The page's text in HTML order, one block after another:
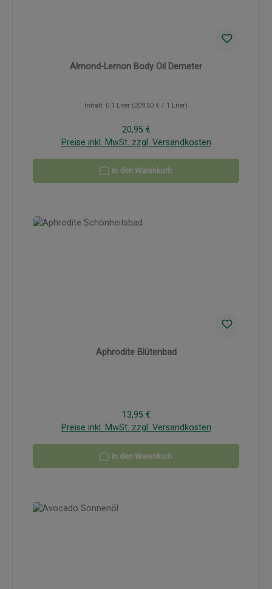
Almond-Lemon Body Oil Demeter
Inhalt: 0.1 Liter (209,50 € / 1 Liter)
Regulärer Preis:
20,95 €
Preise inkl. MwSt. zzgl. Versandkosten
In den Warenkorb
Aphrodite Blütenbad
Regulärer Preis:
13,95 €
Preise inkl. MwSt. zzgl. Versandkosten
In den Warenkorb